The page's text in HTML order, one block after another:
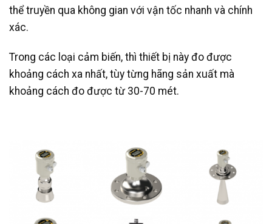
thể truyền qua không gian với vận tốc nhanh và chính
xác.
Trong các loại cảm biến, thì thiết bị này đo được
khoảng cách xa nhất, tùy từng hãng sản xuất mà
khoảng cách đo được từ 30-70 mét.